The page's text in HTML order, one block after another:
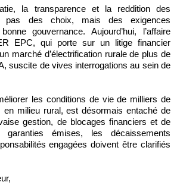
la transparence et la reddition des
pas des choix, mais des exigences
gouvernance. Aujourd’hui, l’affaire
EPC, qui porte sur un litige financier
marché d’électrification rurale de plus de
suscite de vives interrogations au sein de
les conditions de vie de milliers de
en milieu rural, est désormais entaché de
gestion, de blocages financiers et de
garanties émises, les décaissements
engagées doivent être clarifiés